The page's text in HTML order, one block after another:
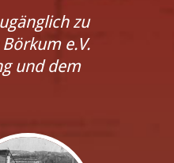
zu
e.V.
und dem